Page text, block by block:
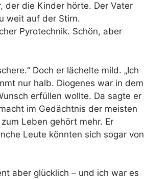
der die Kinder hörte. Der Vater
weit auf der Stirn.
Pyrotechnik. Schön, aber
Doch er lächelte mild. „Ich
nur halb. Diogenes war in dem
erfüllen wollte. Da sagte er
im Gedächtnis der meisten
Leben gehört mehr. Er
Leute könnten sich sogar von
aber glücklich – und ich war es